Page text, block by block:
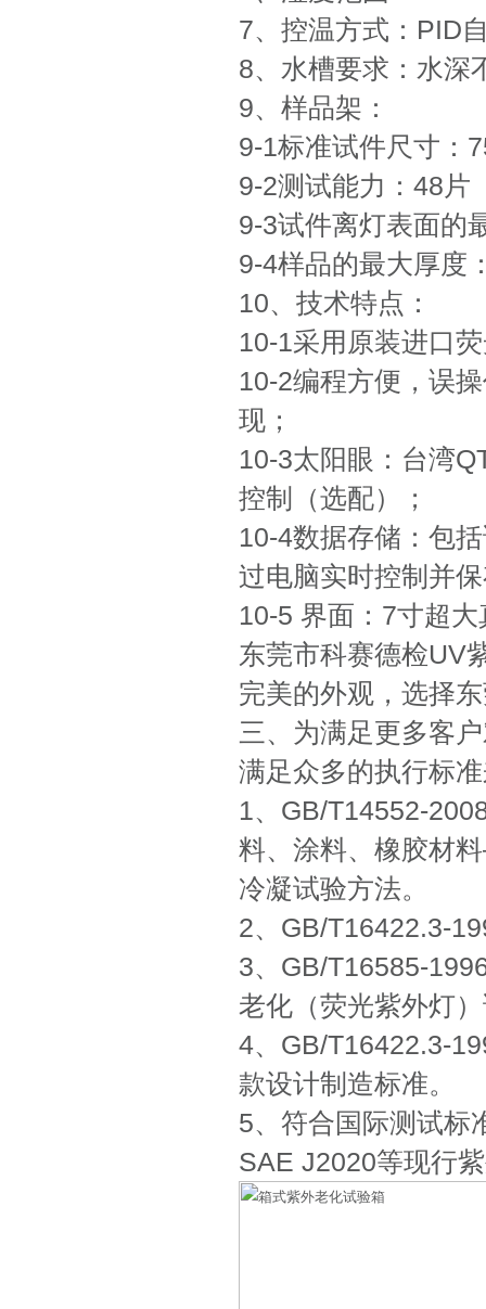
7、控温方式：PID
8、水槽要求：水深
9、样品架：
9-1标准试件尺寸：
9-2测试能力：48片
9-3试件离灯表面的
9-4样品的最大厚度
10、技术特点：
10-1采用原装进口
10-2编程方便，误
现；
10-3太阳眼：台湾
控制（选配）；
10-4数据存储：包
过电脑实时控制并
10-5 界面：7寸超
东莞市科赛德检UV
完美的外观，选择
三、为满足更多客
满足众多的执行标
1、GB/T14552-
料、涂料、橡胶材
冷凝试验方法。
2、GB/T16422.3-
3、GB/T16585-
老化（荧光紫外灯
4、GB/T16422.3-
款设计制造标准。
5、符合国际测试标
SAE J2020等现行